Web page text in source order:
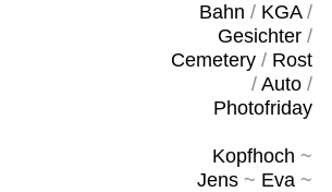
Bahn / KGA/
Gesichter/
Cemetery/ Rost
/ Auto/
Photofriday
Kopfhoch ~
Jens~ Eva~